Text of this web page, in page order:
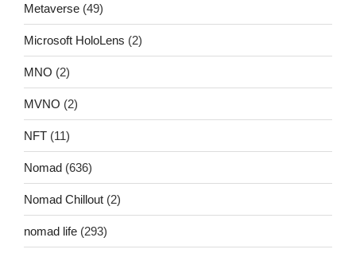
Metaverse (49)
Microsoft HoloLens (2)
MNO (2)
MVNO (2)
NFT (11)
Nomad (636)
Nomad Chillout (2)
nomad life (293)